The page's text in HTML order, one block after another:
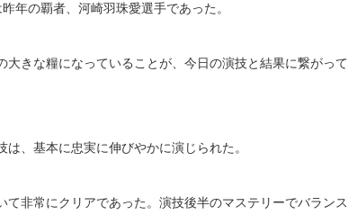
年の覇者、河崎羽珠愛選手であった。
大きな糧になっていることが、今日の演技と結果に繋がって
、基本に忠実に伸びやかに演じられた。
て非常にクリアであった。演技後半のマステリーでバランス